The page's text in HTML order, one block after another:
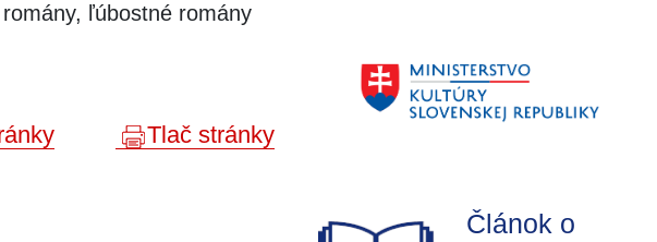
ľúbostné romány
Tlač stránky
Článok o